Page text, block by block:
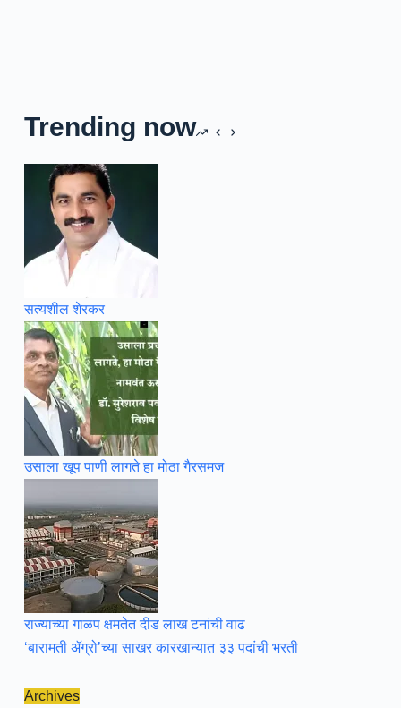
Trending now
सत्यशील शेरकर
उसाला खूप पाणी लागते हा मोठा गैरसमज
राज्याच्या गाळप क्षमतेत दीड लाख टनांची वाढ
‘बारामती ॲग्रो’च्या साखर कारखान्यात ३३ पदांची भरती
Archives